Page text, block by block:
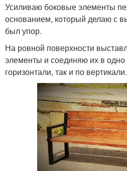
Усиливаю боковые элементы
основанием, который делаю с
был упор.
На ровной поверхности
элементы и соединяю их в
горизонтали, так и по вертикали.